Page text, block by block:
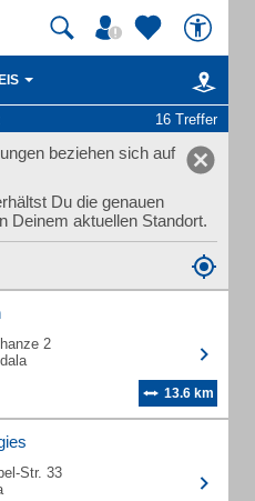
16 Treffer
beziehen sich auf
Du die genauen
Deinem aktuellen Standort.
2
13.6 km
Str. 33